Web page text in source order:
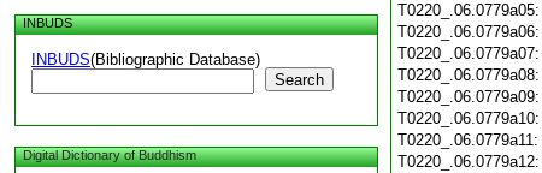
INBUDS
INBUDS(Bibliographic Database)
Search
Digital Dictionary of Buddhism
T0220_.06.0779a05:
T0220_.06.0779a06:
T0220_.06.0779a07:
T0220_.06.0779a08:
T0220_.06.0779a09:
T0220_.06.0779a10:
T0220_.06.0779a11:
T0220_.06.0779a12: